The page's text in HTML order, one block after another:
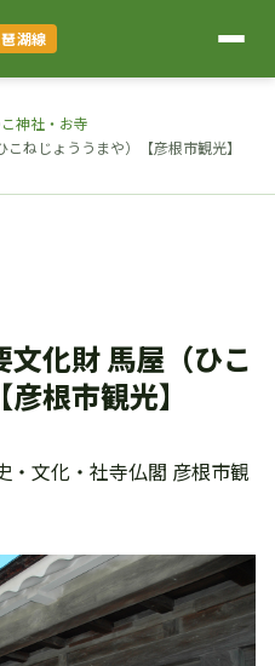
湖線
神社・お寺
ねじょううまや）【彦根市観光】
化財 馬屋（ひこ
根市観光】
文化・社寺仏閣 彦根市観